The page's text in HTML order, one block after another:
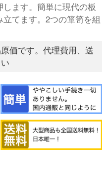
ます。簡単に現代の板
てます。2つの箪笥を組
価です。代理費用、送